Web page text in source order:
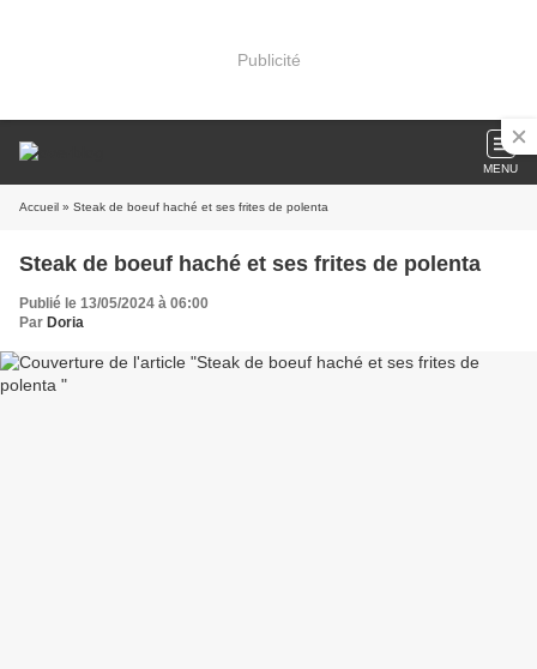
Publicité
MENU
Accueil » Steak de boeuf haché et ses frites de polenta
Steak de boeuf haché et ses frites de polenta
Publié le 13/05/2024 à 06:00
Par Doria